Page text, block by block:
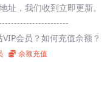
址，我们收到立即更新。
会员？如何充值余额？
余额充值